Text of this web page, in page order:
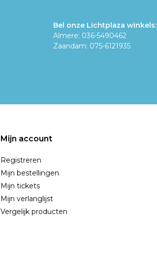
Bel onze Lichtplaza winkels:
Almere: 036-5490462
Zaandam: 075-6121935
Mijn account
Registreren
Mijn bestellingen
Mijn tickets
Mijn verlanglijst
Vergelijk producten